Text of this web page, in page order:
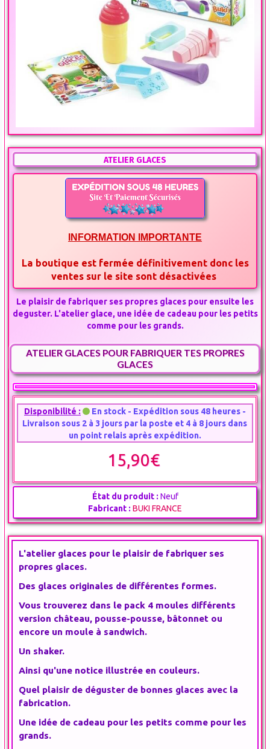
ATELIER GLACES
INFORMATION IMPORTANTE
La boutique est fermée définitivement donc les
ventes sur le site sont désactivées
Le plaisir de fabriquer ses propres glaces pour ensuite les
deguster. L'atelier glace, une idée de cadeau pour les petits
comme pour les grands.
ATELIER GLACES POUR FABRIQUER TES PROPRES
GLACES
Disponibilité :
En stock - Expédition sous 48 heures -
Livraison sous 2 à 3 jours par la poste et 4 à 8 jours dans
un point relais après expédition.
15,90€
État du produit : Neuf
Fabricant : BUKI FRANCE
L'atelier glaces pour le plaisir de fabriquer ses
propres glaces.
Des glaces originales de différentes formes.
Vous trouverez dans le pack 4 moules différents
version château, pousse-pousse, bâtonnet ou
encore un moule à sandwich.
Un shaker.
Ainsi qu'une notice illustrée en couleurs.
Quel plaisir de déguster de bonnes glaces avec la
fabrication.
Une idée de cadeau pour les petits comme pour les
grands.